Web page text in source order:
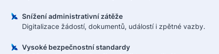
Snížení administrativní zátěže
Digitalizace žádostí, dokumentů, událostí i zpětné vazby.
Vysoké bezpečnostní standardy